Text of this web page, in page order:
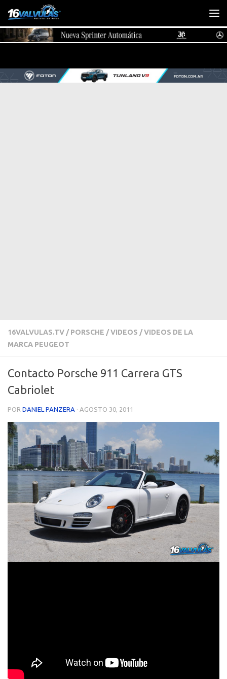
Saltar al contenido
16VALVULAS.TV / PORSCHE /VIDEOS /VIDEOS DE LA
MARCA PEUGEOT
Contacto Porsche 911 Carrera GTS
Cabriolet
POR DANIEL PANZERA · AGOSTO 30, 2011